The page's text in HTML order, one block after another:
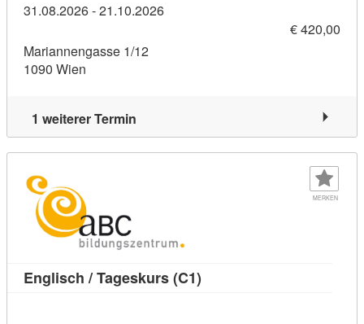
31.08.2026 - 21.10.2026
€ 420,00
Mariannengasse 1/12
1090 Wien
1 weiterer Termin
MERKEN
Englisch / Tageskurs (C1)